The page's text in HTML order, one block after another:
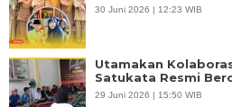
30 Juni 2026 | 12:23 WIB
Utamakan
Satukata Resmi
29 Juni 2026 | 15:50 WIB